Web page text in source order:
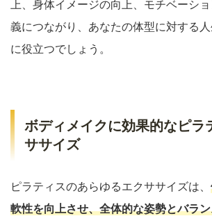
上、身体イメージの向上、モチベーシ
義につながり、あなたの体型に対する
に役立つでしょう。
ボディメイクに効果的なピラ
ササイズ
ピラティスのあらゆるエクササイズは、
軟性を向上させ、全体的な姿勢とバラ